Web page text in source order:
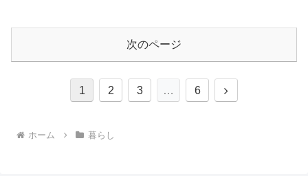
次のページ
1 2 3 … 6
次
ホーム 暮らし